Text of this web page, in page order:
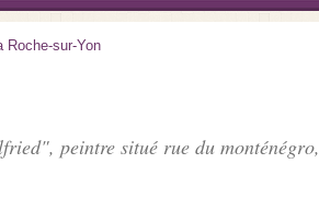
Roche-sur-Yon
peintre situé rue du monténégro,